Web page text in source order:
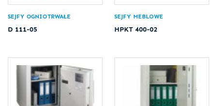
SEJFY OGNIOTRWAŁE
D 111-05
SEJFY MEBLOWE
HPKT 400-02